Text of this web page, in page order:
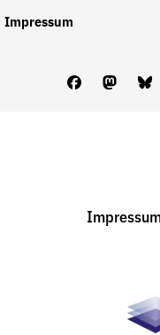
Impressum
Facebook